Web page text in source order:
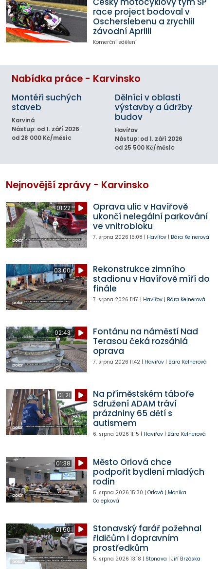
race project bodoval v
Oscherslebenu a zrychlil
závodní Aprilii
Komerční sdělení
Nabídka práce - Karvinsko
Montéři suchých
staveb
Karviná
Nástup: od 1. září 2026
od 28 000 Kč/měsíc
Dělníci v oblasti
výstavby a údržby
budov
Havířov
Nástup: od 1. září 2026
od 25 500 Kč/měsíc
Nejnovější zprávy - Karvinsko
01:22
Oprava ulic v Havířově
ukončí nelegální parkování
ve vnitrobloku
7. srpna 2026 15:08 | Havířov| Bára Kelnerová
03:00
Rekonstrukce zimního
stadionu v Havířově míří do
finále
7. srpna 2026 11:51 | Havířov| Bára Kelnerová
02:43
Fontánu na náměstí Nad
Terasou čeká rozsáhlá
oprava
7. srpna 2026 11:42| Havířov| Bára Kelnerová
01:21
Na příměstském táboře
Sdružení ADAM tráví
prázdniny 65 dětí s
autismem
6. srpna 2026 11:15 | Havířov| Bára Kelnerová
01:38
Město Orlová chce
podpořit bydlení mladých
rodin
5. srpna 2026 15:30 | Orlová | Monika
Ociepková
01:50
Stonavský farář požehnal
řidičům i dopravním
prostředkům
5. srpna 2026 13:18 | Stonava | Jiří Brzóska